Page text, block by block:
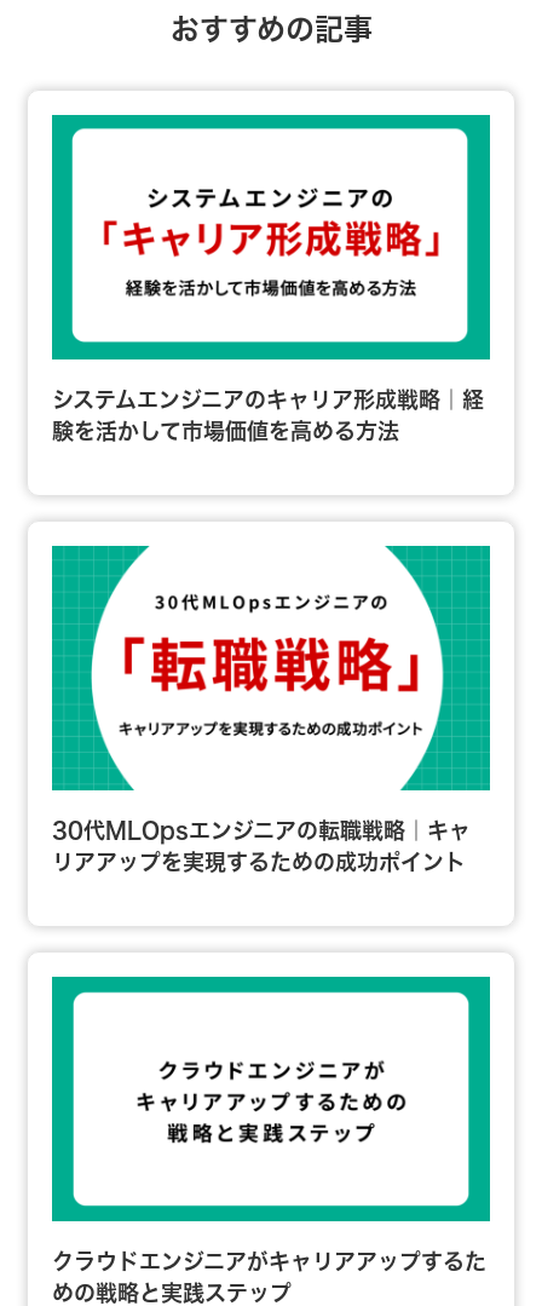
おすすめの記事
システムエンジニアのキャリア形成戦略｜経
験を活かして市場価値を高める方法
30代MLOpsエンジニアの転職戦略｜キャ
リアアップを実現するための成功ポイント
クラウドエンジニアがキャリアアップするた
めの戦略と実践ステップ